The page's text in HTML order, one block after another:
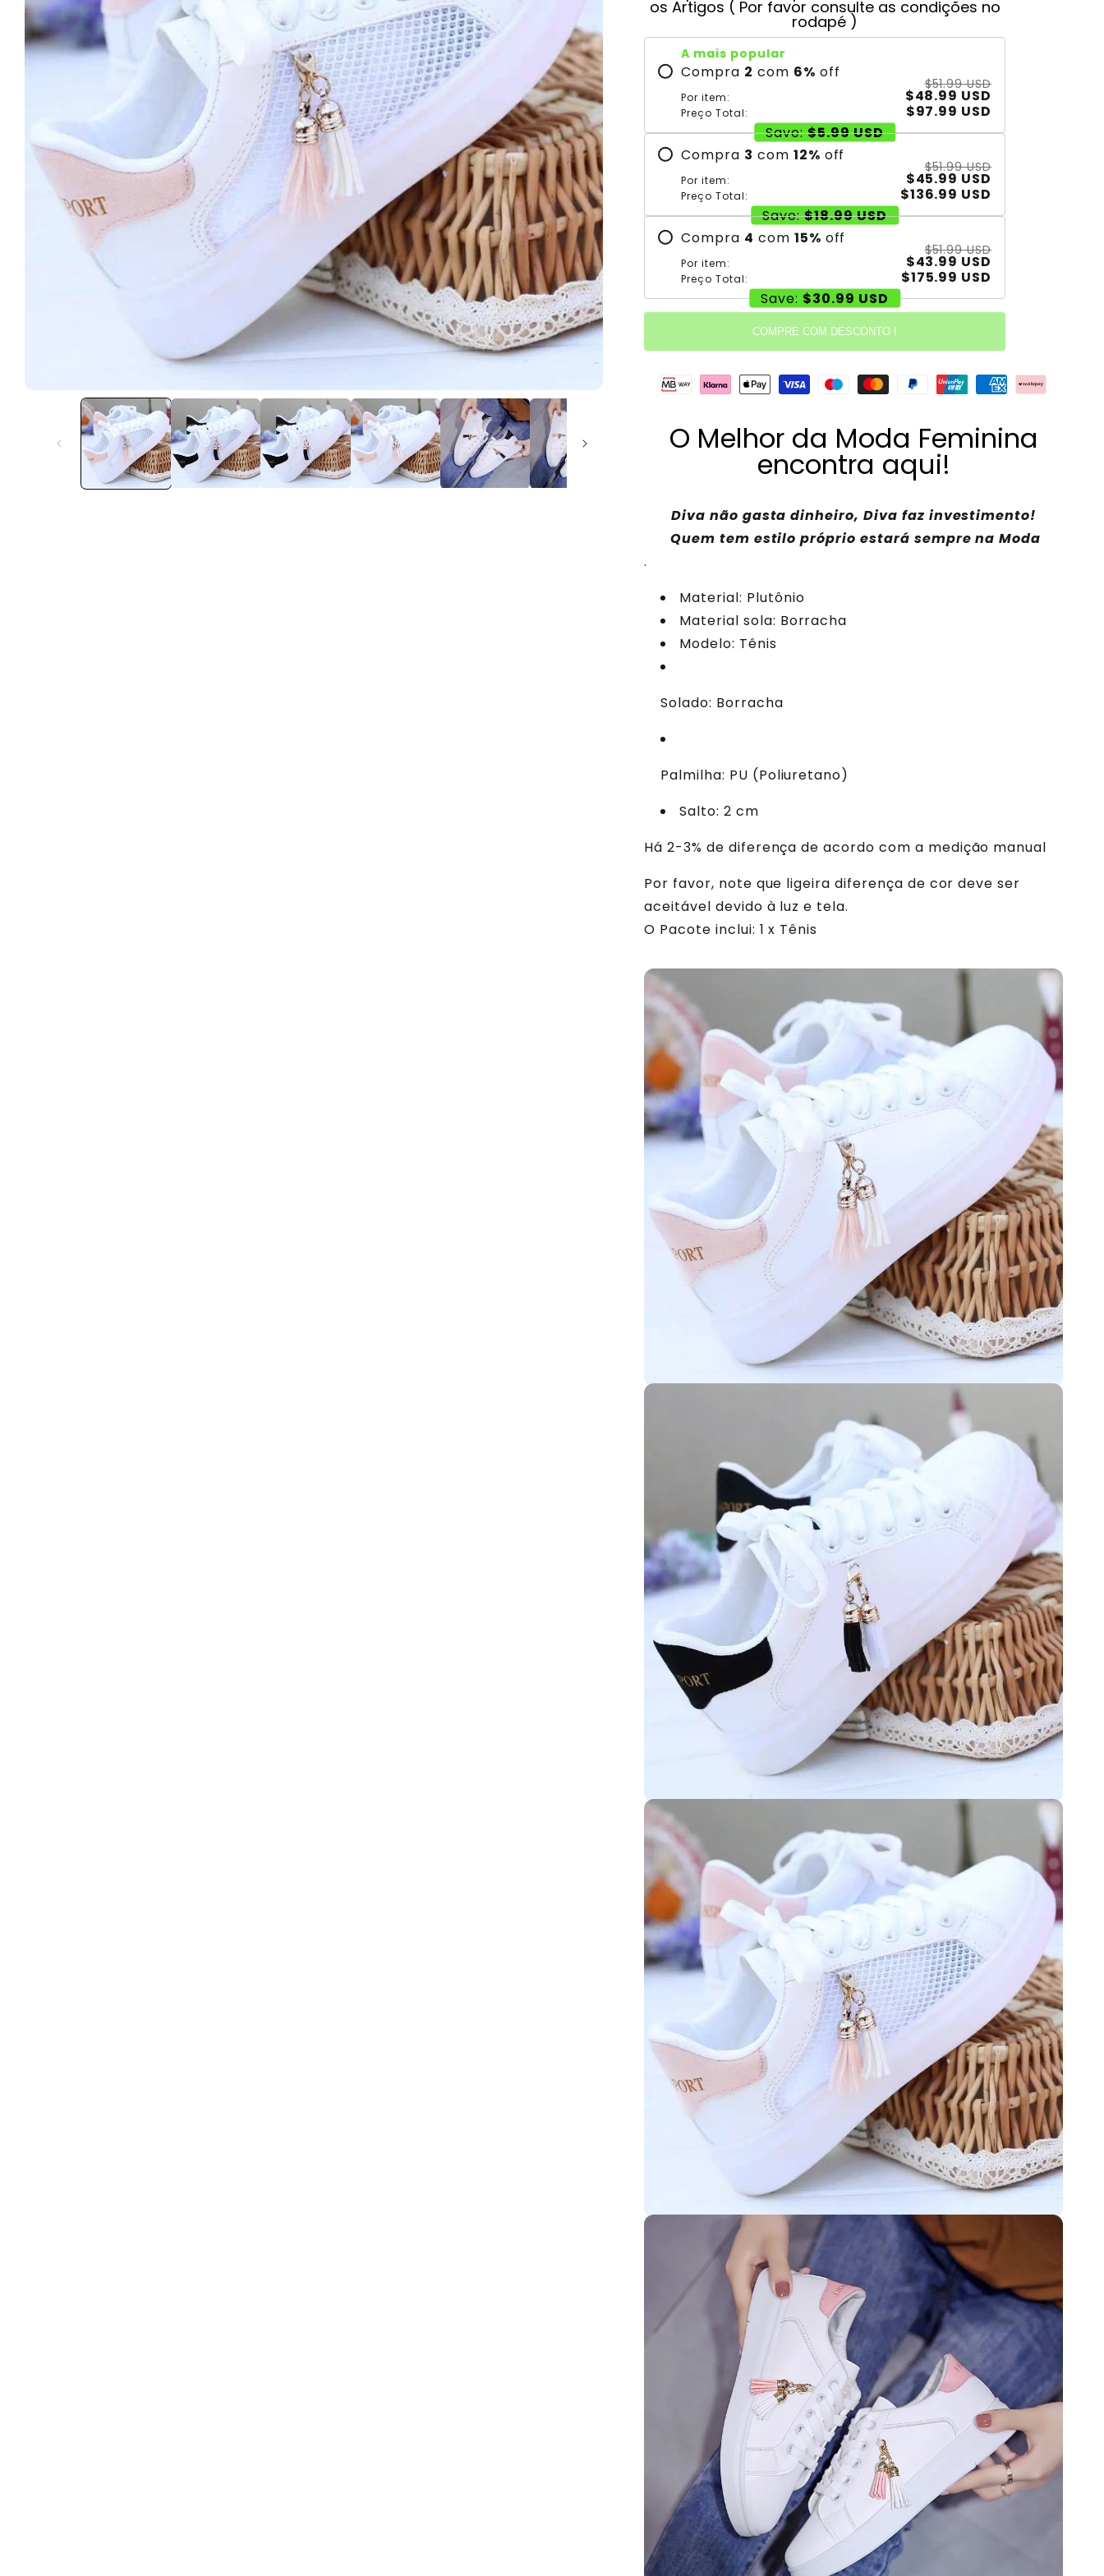
os Artigos ( Por favor consulte as condições no
rodapé )
A mais popular
Compra 2 com 6% off
Por item:
$51.99 USD
$48.99 USD
Preço Total:
$97.99 USD
Save: $5.99 USD
Compra 3 com 12% off
Por item:
$51.99 USD
$45.99 USD
Preço Total:
$136.99 USD
Save: $18.99 USD
Compra 4 com 15% off
Por item:
$51.99 USD
$43.99 USD
Preço Total:
$175.99 USD
Save: $30.99 USD
COMPRE COM DESCONTO !
O Melhor da Moda Feminina
encontra aqui!
Diva não gasta dinheiro, Diva faz investimento!
Quem tem estilo próprio estará sempre na Moda
.
Material: Plutônio
Material sola: Borracha
Modelo: Tênis
Solado: Borracha
Palmilha: PU (Poliuretano)
Salto: 2 cm
Há 2-3% de diferença de acordo com a medição manual
Por favor, note que ligeira diferença de cor deve ser
aceitável devido à luz e tela.
O Pacote inclui: 1 x Tênis